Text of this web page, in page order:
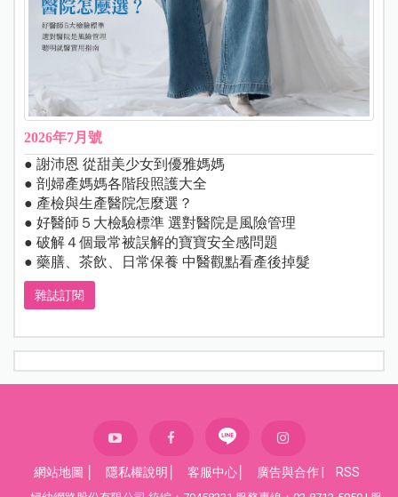
2026年7月號
● 謝沛恩 從甜美少女到優雅媽媽
● 剖婦產媽媽各階段照護大全
● 產檢與生產醫院怎麼選？
● 好醫師５大檢驗標準 選對醫院是風險管理
● 破解４個最常被誤解的寶寶安全感問題
● 藥膳、茶飲、日常保養 中醫觀點看產後掉髮
雜誌訂閱
網站地圖 隱私權說明 客服中心 廣告與合作 RSS